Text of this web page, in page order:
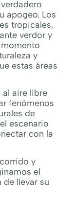
apogeo. Los
tropicales,
verdor y
y
estas áreas
aire libre
fenómenos
de
escenario
con la
y
el
de llevar su